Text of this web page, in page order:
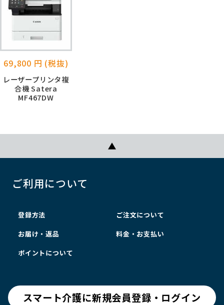
69,800 円 (税抜)
レーザープリンタ複
合機 Satera
MF467DW
ご利用について
登録方法 ご注文について
お届け・返品 料金・お支払い
ポイントについて
スマート介護に新規会員登録・ログイン